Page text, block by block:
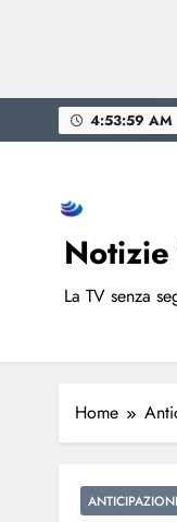
to
4:54:00 AM
Notizie
La TV senza
Home
ANTICIPAZIONI